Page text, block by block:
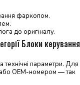
фаркопом.
до оригіналу.
Блоки керування
технічні параметри. Для
або OEM-номером — так